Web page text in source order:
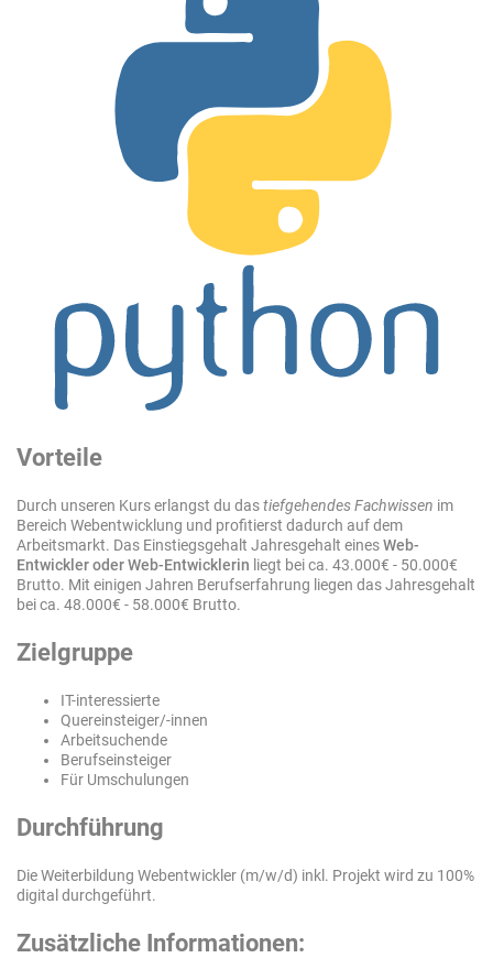
Vorteile
Durch unseren Kurs erlangst du dastiefgehendes Fachwissen im
Bereich Webentwicklung und profitierst dadurch auf dem
Arbeitsmarkt. Das Einstiegsgehalt Jahresgehalt einesWeb-
Entwickler oder Web-Entwicklerin liegt bei ca. 43.000€ - 50.000€
Brutto. Mit einigen Jahren Berufserfahrung liegen das Jahresgehalt
bei ca. 48.000€ - 58.000€ Brutto.
Zielgruppe
IT-interessierte
Quereinsteiger/-innen
Arbeitsuchende
Berufseinsteiger
Für Umschulungen
Durchführung
Die Weiterbildung Webentwickler (m/w/d) inkl. Projekt wird zu 100%
digital durchgeführt.
Zusätzliche Informationen: